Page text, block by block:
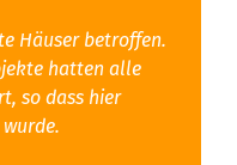
Häuser betroffen.
hatten alle
so dass hier